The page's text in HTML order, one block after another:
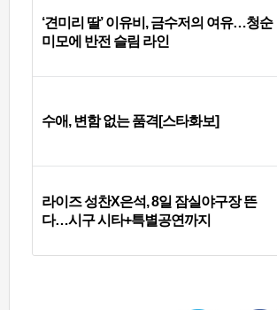
‘견미리 딸’ 이유비, 금수저의 여유…청순
미모에 반전 슬림 라인
수애, 변함 없는 품격[스타화보]
라이즈 성찬X은석, 8일 잠실야구장 뜬
다…시구 시타+특별공연까지